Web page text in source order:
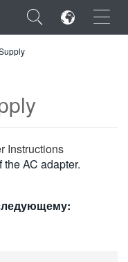
×
Instructions
AC adapter.